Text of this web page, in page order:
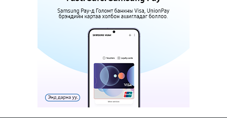
Нийслэлийн цэцэрлэгийн цахим бүртгэл эхэллээ
09:20 1
Хүүхдээ цэцэрлэгт бүртгүүлэхдээ юуг анхаарах вэ
14 цагийн өмнө